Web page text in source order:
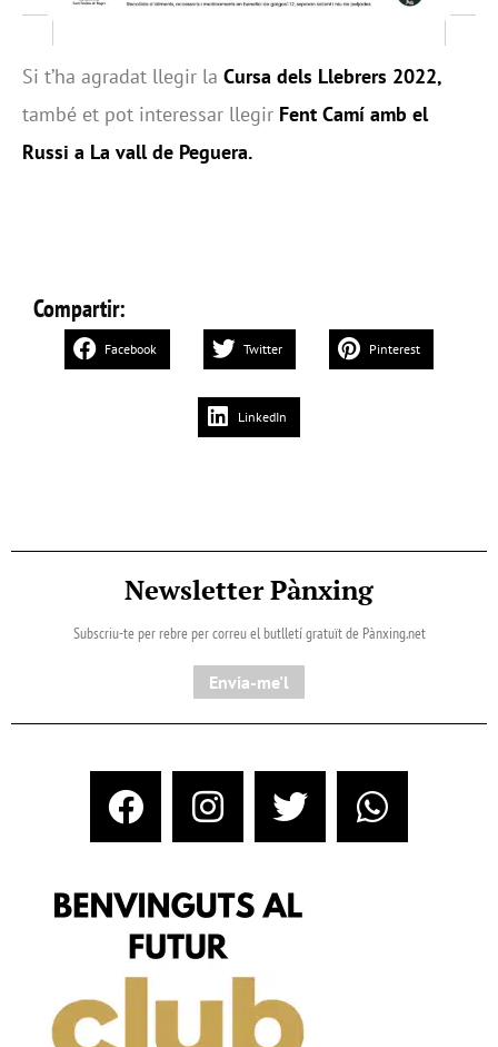
Si t’ha agradat llegir la Cursa dels Llebrers 2022,
també et pot interessar llegir Fent Camí amb el
Russi a La vall de Peguera.
Compartir:
Facebook Twitter Pinterest
LinkedIn
Newsletter Pànxing
Subscriu-te per rebre per correu el butlletí gratuït de Pànxing.net​
Envia-me'l